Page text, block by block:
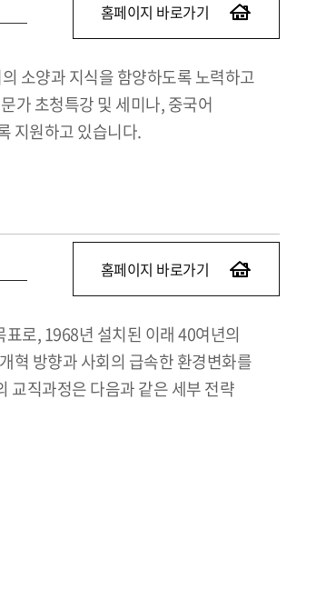
홈페이지 바로가기
소양과 지식을 함양하도록 노력하고
가 초청특강 및 세미나, 중국어
지원하고 있습니다.
홈페이지 바로가기
로, 1968년 설치된 이래 40여년의
혁 방향과 사회의 급속한 환경변화를
교직과정은 다음과 같은 세부 전략